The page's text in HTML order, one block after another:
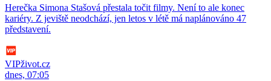
Herečka Simona Stašová přestala točit filmy. Není to ale konec
kariéry. Z jeviště neodchází, jen letos v létě má naplánováno 47
představení.
VIPživot.cz
dnes, 07:05